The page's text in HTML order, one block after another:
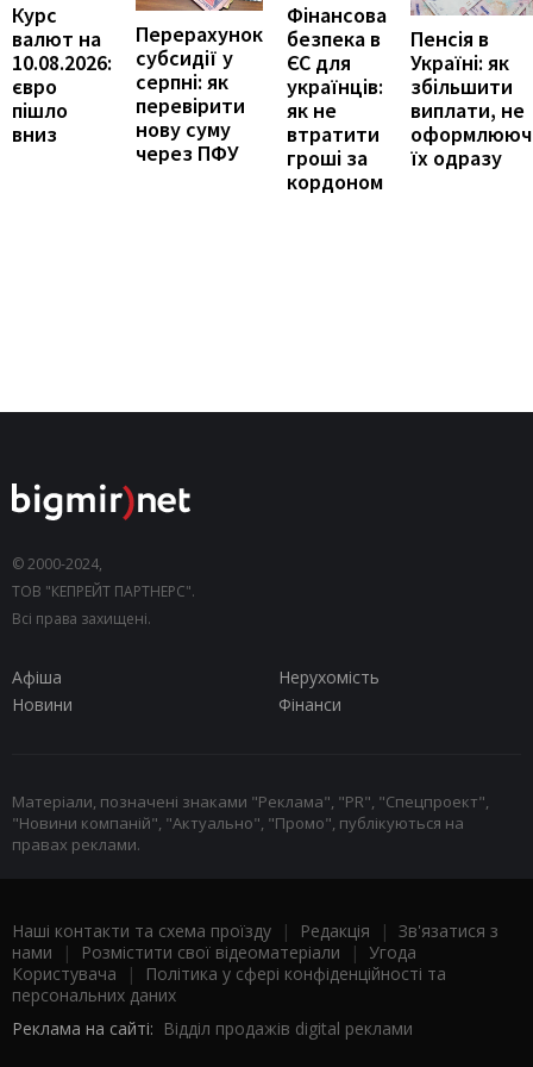
Курс
валют на
10.08.2026:
євро
пішло
вниз
Перерахунок
субсидії у
серпні: як
перевірити
нову суму
через ПФУ
Фінансова
безпека в
ЄС для
українців:
як не
втратити
гроші за
кордоном
Пенсія в
Україні: як
збільшити
виплати, не
їх одразу
© 2000-2024,
ТОВ "КЕПРЕЙТ ПАРТНЕРС".
Всі права захищені.
Афіша
Нерухомість
Новини
Фінанси
Матеріали, позначені знаками "Реклама", "PR", "Спецпроект",
"Новини компаній", "Актуально", "Промо", публікуються на
правах реклами.
Наші контакти та схема проїзду | Редакція | Зв'язатися з
нами | Розмістити свої відеоматеріали | Угода
Користувача |
Політика у сфері конфіденційності та
персональних даних
Реклама на сайті: Відділ продажів digital реклами